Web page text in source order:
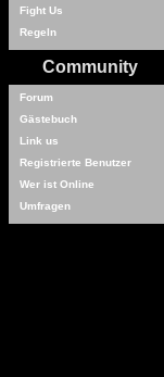
Fight Us
Regeln
Community
Forum
Gästebuch
Link us
Registrierte Benutzer
Wer ist Online
Umfragen